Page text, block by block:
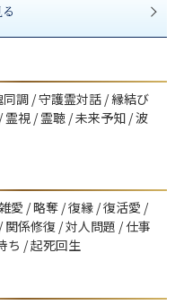
調 / 守護霊対話 / 縁結び
視 / 霊聴 / 未来予知 / 波
愛 / 略奪 / 復縁 / 復活愛 /
係修復 / 対人問題 / 仕事
ち / 起死回生